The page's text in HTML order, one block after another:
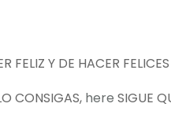
FELIZ Y DE HACER
CONSIGAS, here SIGUE